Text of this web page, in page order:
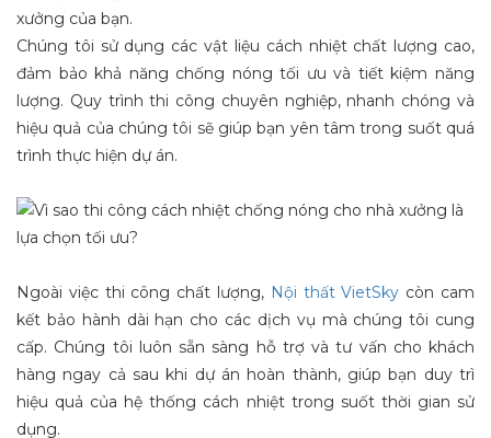
xưởng của bạn.
Chúng tôi sử dụng các vật liệu cách nhiệt chất lượng cao,
đảm bảo khả năng chống nóng tối ưu và tiết kiệm năng
lượng. Quy trình thi công chuyên nghiệp, nhanh chóng và
hiệu quả của chúng tôi sẽ giúp bạn yên tâm trong suốt quá
trình thực hiện dự án.
Ngoài việc thi công chất lượng, Nội thất VietSky còn cam
kết bảo hành dài hạn cho các dịch vụ mà chúng tôi cung
cấp. Chúng tôi luôn sẵn sàng hỗ trợ và tư vấn cho khách
hàng ngay cả sau khi dự án hoàn thành, giúp bạn duy trì
hiệu quả của hệ thống cách nhiệt trong suốt thời gian sử
dụng.